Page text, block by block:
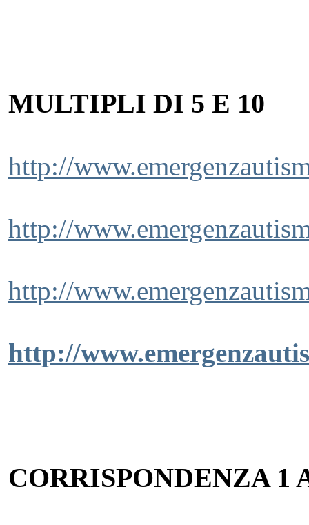
MULTIPLI DI 5 E 10
http://
http://
http://
http://
CORRISPONDENZA 1